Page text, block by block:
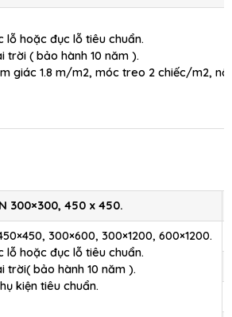
lỗ hoặc đục lỗ tiêu chuẩn.
trời ( bảo hành 10 năm ).
giác 1.8 m/m2, móc treo 2 chiếc/m2,
300×300, 450 x 450.
300×600, 300×1200, 600×1200.
lỗ hoặc đục lỗ tiêu chuẩn.
trời( bảo hành 10 năm ).
kiện tiêu chuẩn.